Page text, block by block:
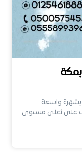
واسعة
على أعلى مستوى